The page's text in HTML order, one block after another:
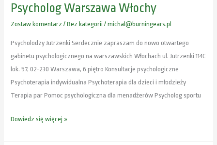
Psycholog Warszawa Włochy
Zostaw komentarz /Bez kategorii /michal@burningears.pl
Psycholodzy Jutrzenki Serdecznie zapraszam do nowo otwartego
gabinetu psychologicznego na warszawskich Włochach ul. Jutrzenki 114C
lok. 57, 02-230 Warszawa, 6 piętro Konsultacje psychologiczne
Psychoterapia indywidualna Psychoterapia dla dzieci i młodzieży
Terapia par Pomoc psychologiczna dla menadżerów Psycholog sportu
Psycholog
Dowiedz się więcej »